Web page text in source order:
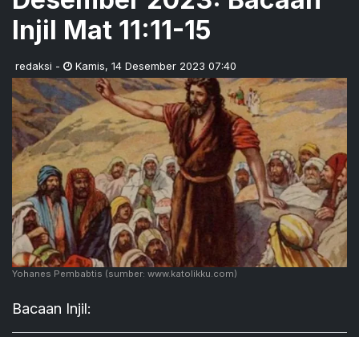
Injil Mat 11:11-15
redaksi - Kamis, 14 Desember 2023 07:40
Yohanes Pembabtis (sumber: www.katolikku.com)
Bacaan Injil: